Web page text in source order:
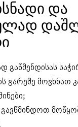
ᲓᲐ
გარეშე მოვხნათ
გავწმინდოთ